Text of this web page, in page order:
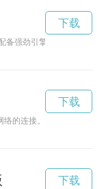
备强劲引擎和先进技术，
下载
络的连接。而piupiu版加
下载
下载